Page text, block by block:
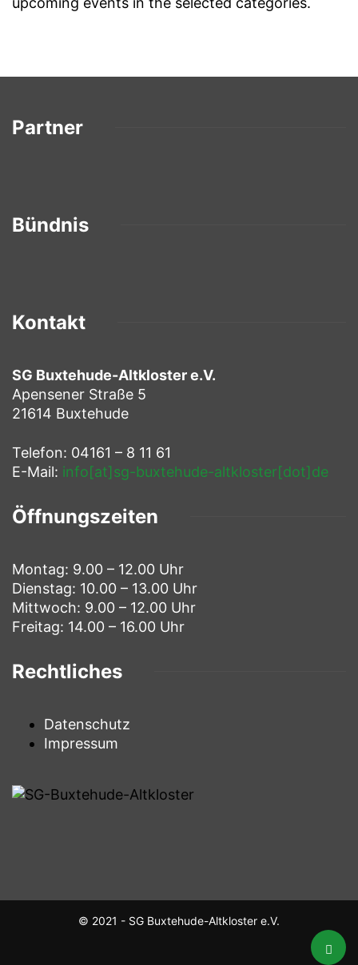
Partner
Bündnis
Kontakt
SG Buxtehude-Altkloster e.V.
Apensener Straße 5
21614 Buxtehude
Telefon: 04161 – 8 11 61
E-Mail: info[at]sg-buxtehude-altkloster[dot]de
Öffnungszeiten
Montag: 9.00 – 12.00 Uhr
Dienstag: 10.00 – 13.00 Uhr
Mittwoch: 9.00 – 12.00 Uhr
Freitag: 14.00 – 16.00 Uhr
Rechtliches
Datenschutz
Impressum
© 2021 - SG Buxtehude-Altkloster e.V.